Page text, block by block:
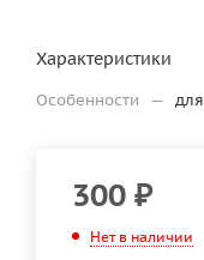
Характеристики
Особенности —
300 ₽
Нет в наличии